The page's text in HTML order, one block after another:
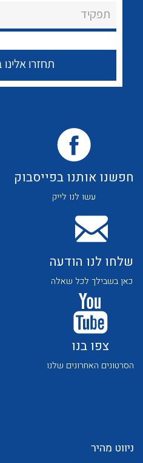
צור
לכל מוצרי היצרן
תפקיד
חפשנו אותנו בפייסבוק
עשו לנו לייק
שלחו לנו הודעה
כאן בשבילך לכל שאלה
צפו בנו
הסרטונים האחרונים שלנו
ניווט מהיר